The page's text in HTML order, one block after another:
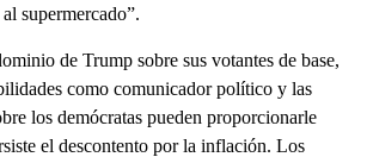
supermercado”.
de Trump sobre sus votantes de base,
como comunicador político y las
los demócratas pueden proporcionarle
el descontento por la inflación. Los